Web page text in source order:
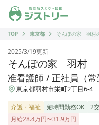
ジストリー 看護師の転職
TOP
東京都 そんぽの家 羽村
2025/3/19更新
そんぽの家 羽村
准看護師 / 正社員（常
東京都羽村市栄町2丁目6-4
介護・福祉 短時間勤務OK 2
月給28.4万円〜31.9万円